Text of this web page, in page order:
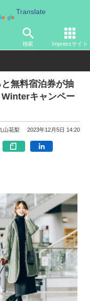
Translate
検索 Impressサイト
宿泊
無料宿泊券が抽
キャンペー
山花梨 2023年12月5日 14:20